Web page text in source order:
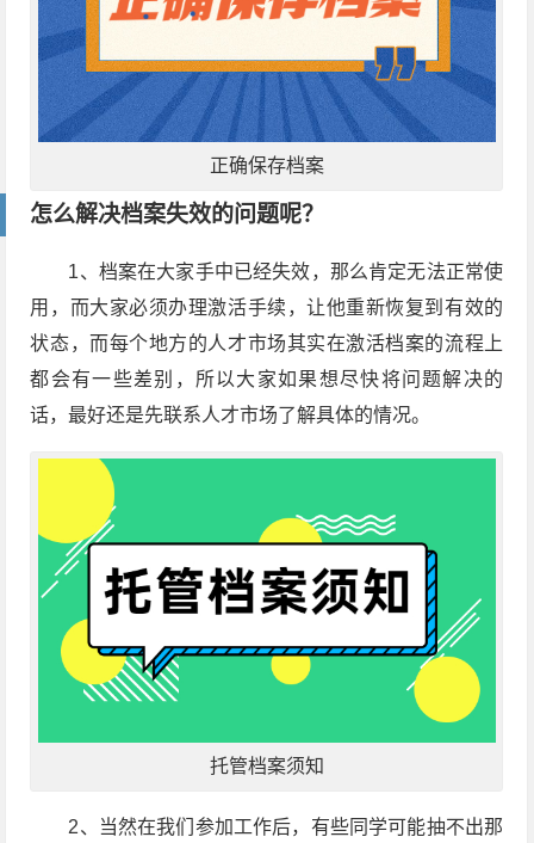
正确保存档案
怎么解决档案失效的问题呢？
1、档案在大家手中已经失效，那么肯定无法正常使
用，而大家必须办理激活手续，让他重新恢复到有效的
状态，而每个地方的人才市场其实在激活档案的流程上
都会有一些差别，所以大家如果想尽快将问题解决的
话，最好还是先联系人才市场了解具体的情况。
托管档案须知
2、当然在我们参加工作后，有些同学可能抽不出那